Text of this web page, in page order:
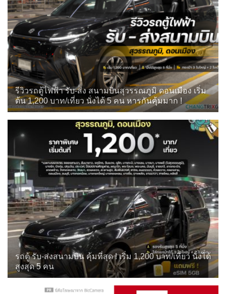
รีวิวรถตู้ไฟฟ้า รับ-ส่ง สนามบินสุวรรณภูมิ ดอนเมือง เริ่ม
ต้น 1,200 บาท/เที่ยว นั่งได้ 5 คน หารกันคุ้มมาก !
รถตู้ รับ-ส่งสนามบิน คุ้มที่สุด ! เริ่ม 1,200 บาท/เที่ยว นั่งได้
สูงสุด 5 คน